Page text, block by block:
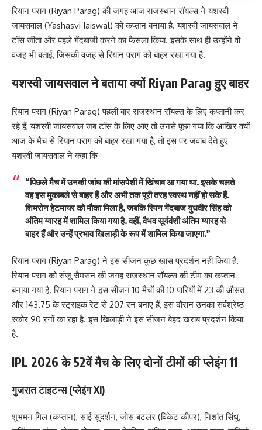
रियान पराग (Riyan Parag) की जगह आज राजस्थान रॉयल्स ने यशस्वी
जायसवाल (Yashasvi Jaiswal) को कप्तान बनाया है. यशस्वी जायसवाल ने
टॉस जीता और पहले गेंदबाजी करने का फैसला किया. इसके साथ ही उन्होंने वो
वजह भी बताई, जिसकी वजह से रियान पराग को बाहर रखा गया है.
यशस्वी जायसवाल ने बताया क्यों Riyan Parag हुए बाहर
रियान पराग (Riyan Parag) पहली बार राजस्थान रॉयल्स के लिए कप्तानी कर
रहे हैं, यशस्वी जायसवाल जब टॉस के लिए आए तो उनसे पूछा गया कि आखिर क्यों
आज के मैच से रियान पराग को बाहर रखा गया है, तो इस पर जवाब देते हुए
यशस्वी जायसवाल ने कहा कि
“पिछले मैच में उनकी जांघ की मांसपेशी में खिंचाव आ गया था. इसके चलते
वह इस मुकाबले से बाहर हैं और अभी तक पूरी तरह स्वस्थ नहीं हो सके हैं.
शिमरोन हेटमायर को मौका मिला है, जबकि स्पिन गेंदबाज युधवीर सिंह को
अंतिम ग्यारह में शामिल किया गया है. वहीं, वैभव सूर्यवंशी अंतिम ग्यारह से
बाहर हैं और उन्हें प्रभाव खिलाड़ी के रूप में शामिल किया जाएगा.”
रियान पराग (Riyan Parag) ने इस सीजन कुछ खास प्रदर्शन नही किया है.
रियान पराग को संजू सैमसन की जगह राजस्थान रॉयल्स की टीम का कप्तान
बनाया गया है. रियान पराग ने इस सीजन 10 मैचों की 10 पारियों में 23 की औसत
और 143.75 के स्ट्राइक रेट से 207 रन बनाए हैं, इस दौरान उनका सर्वश्रेष्ठ
स्कोर 90 रनों का रहा है. इस खिलाड़ी ने इस सीजन बेहद खराब प्रदर्शन किया
है.
IPL 2026 के 52वें मैच के लिए दोनों टीमों की प्लेइंग 11
गुजरात टाइटन्स (प्लेइंग XI)
शुभमन गिल (कप्तान), साई सुदर्शन, जोस बटलर (विकेट कीपर), निशांत सिंधु,